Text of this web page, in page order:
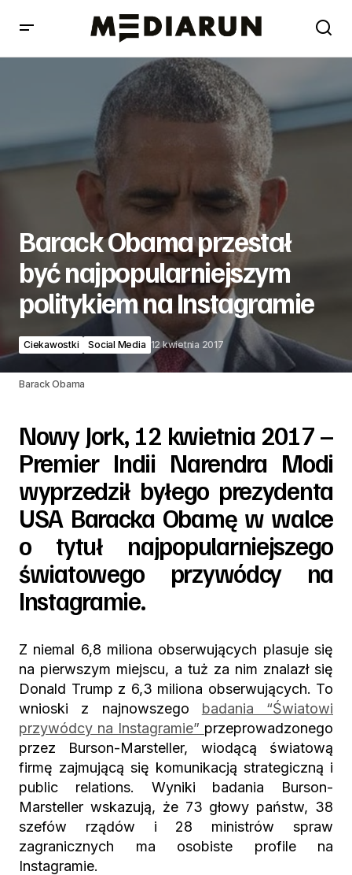
Barack Obama przestał być najpopularniejszym
politykiem na Instagramie
Barack Obama przestał
być najpopularniejszym
politykiem na Instagramie
Ciekawostki Social Media 12 kwietnia 2017
Barack Obama
Nowy Jork, 12 kwietnia 2017 –
Premier Indii Narendra Modi
wyprzedził byłego prezydenta
USA Baracka Obamę w walce
o tytuł najpopularniejszego
światowego przywódcy na
Instagramie.
Z niemal 6,8 miliona obserwujących plasuje się
na pierwszym miejscu, a tuż za nim znalazł się
Donald Trump z 6,3 miliona obserwujących. To
wnioski z najnowszego badania “Światowi
przywódcy na Instagramie” przeprowadzonego
przez Burson-Marsteller, wiodącą światową
firmę zajmującą się komunikacją strategiczną i
public relations. Wyniki badania Burson-
Marsteller wskazują, że 73 głowy państw, 38
szefów rządów i 28 ministrów spraw
zagranicznych ma osobiste profile na
Instagramie.